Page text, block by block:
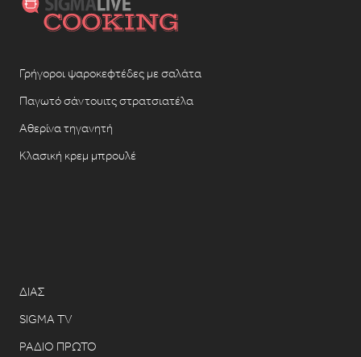
Γρήγοροι ψαροκεφτέδες με σαλάτα
Παγωτό σάντουιτς στρατσιατέλα
Αθερίνα τηγανητή
Κλασική κρεμ μπρουλέ
ΔΙΑΣ
SIGMA TV
ΡΑΔΙΟ ΠΡΩΤΟ